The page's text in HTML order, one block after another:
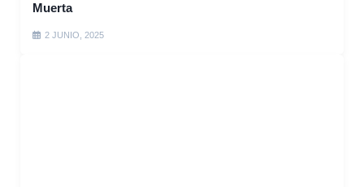
Muerta
2 JUNIO, 2025